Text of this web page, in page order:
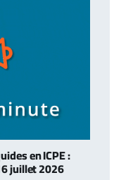
en ICPE :
juillet 2026